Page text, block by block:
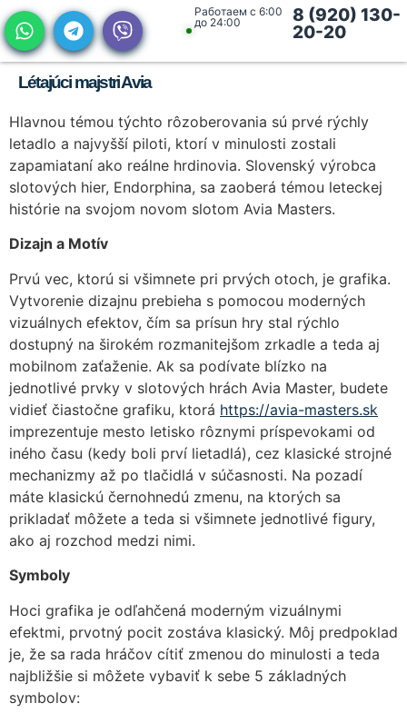
Работаем с 6:00
до 24:00
8 (920) 130-
20-20
Létajúci majstri Avia
Hlavnou témou týchto rôzoberovania sú prvé rýchly
letadlo a najvyšší piloti, ktorí v minulosti zostali
zapamiataní ako reálne hrdinovia. Slovenský výrobca
slotových hier, Endorphina, sa zaoberá témou leteckej
histórie na svojom novom slotom Avia Masters.
Dizajn a Motív
Prvú vec, ktorú si všimnete pri prvých otoch, je grafika.
Vytvorenie dizajnu prebieha s pomocou moderných
vizuálnych efektov, čím sa prísun hry stal rýchlo
dostupný na širokém rozmanitejšom zrkadle a teda aj
mobilnom zaťaženie. Ak sa podívate blízko na
jednotlivé prvky v slotových hrách Avia Master, budete
vidieť čiastočne grafiku, ktorá https://avia-masters.sk
imprezentuje mesto letisko rôznymi príspevokami od
iného času (kedy boli prví lietadlá), cez klasické strojné
mechanizmy až po tlačidlá v súčasnosti. Na pozadí
máte klasickú černohnedú zmenu, na ktorých sa
prikladať môžete a teda si všimnete jednotlivé figury,
ako aj rozchod medzi nimi.
Symboly
Hoci grafika je odľahčená moderným vizuálnymi
efektmi, prvotný pocit zostáva klasický. Môj predpoklad
je, že sa rada hráčov cítiť zmenou do minulosti a teda
najbližšie si môžete vybaviť k sebe 5 základných
symbolov: